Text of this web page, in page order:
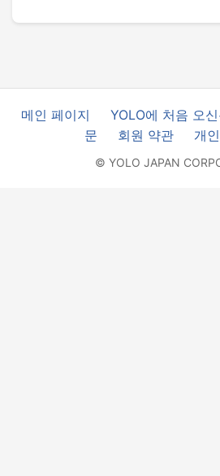
메인 페이지 YOLO에 처음 오
문
회원 약관 개
© YOLO JAPAN